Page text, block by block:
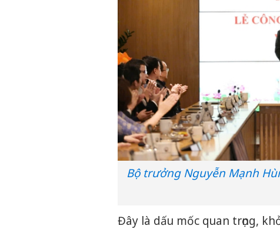
Bộ trưởng Nguyễn Mạnh
Đây là dấu mốc quan trọng,